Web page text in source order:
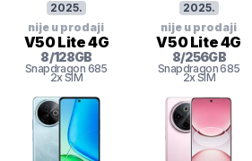
2025.
nije u prodaji
V50 Lite 4G
8/128GB
Snapdragon 685
2x SIM
2025.
nije u prodaji
V50 Lite 4G
8/256GB
Snapdragon685
2x SIM